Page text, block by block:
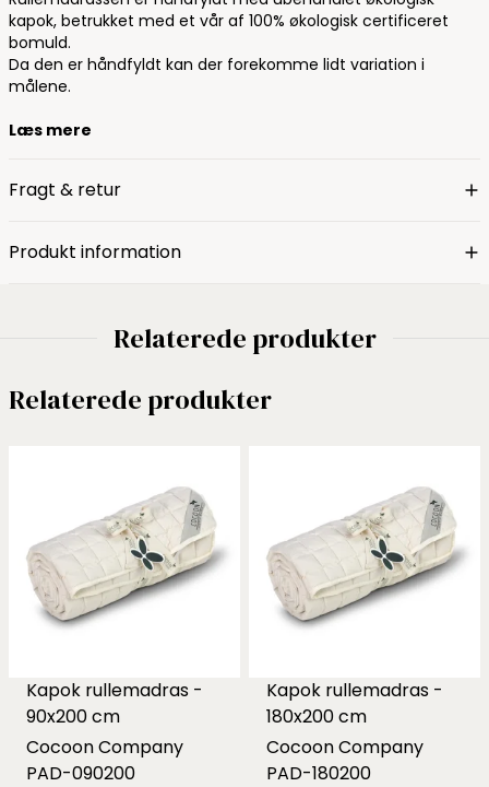
kapok, betrukket med et vår af 100% økologisk certificeret
bomuld.
Da den er håndfyldt kan der forekomme lidt variation i
målene.
Læs mere
Fragt & retur
Produkt information
Relaterede produkter
Relaterede produkter
Kapok rullemadras -
90x200 cm
Cocoon Company
PAD-090200
Kapok rullemadras -
180x200 cm
Cocoon Company
PAD-180200